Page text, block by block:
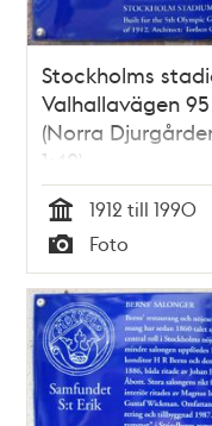
Stockholms
Valhallavägen 95
(Norra
1:42)
Tid
1912 till 1990
Typ
Foto